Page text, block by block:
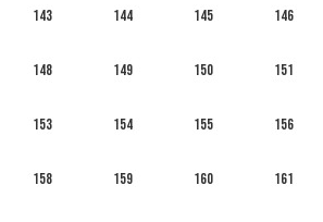
143 144 145 146
148 149 150 151
153 154 155 156
158 159 160 161